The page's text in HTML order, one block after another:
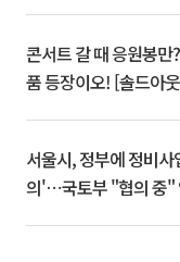
콘서트 갈 때 응원봉
품 등장이오! [솔드아
서울시, 정부에 정비사
의'⋯국토부 "협의 중"